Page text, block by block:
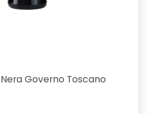
Governo Toscano